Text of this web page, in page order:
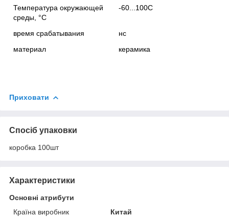
Температура окружающей
среды, °С
-60...100С
время срабатывания
нс
материал
керамика
Приховати
Спосіб упаковки
коробка 100шт
Характеристики
Основні атрибути
Країна виробник
Китай